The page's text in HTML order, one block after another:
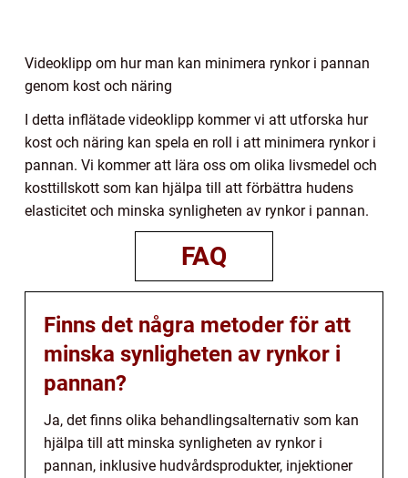
Videoklipp om hur man kan minimera rynkor i pannan
genom kost och näring
I detta inflätade videoklipp kommer vi att utforska hur
kost och näring kan spela en roll i att minimera rynkor i
pannan. Vi kommer att lära oss om olika livsmedel och
kosttillskott som kan hjälpa till att förbättra hudens
elasticitet och minska synligheten av rynkor i pannan.
FAQ
Finns det några metoder för att
minska synligheten av rynkor i
pannan?
Ja, det finns olika behandlingsalternativ som kan
hjälpa till att minska synligheten av rynkor i
pannan, inklusive hudvårdsprodukter, injektioner